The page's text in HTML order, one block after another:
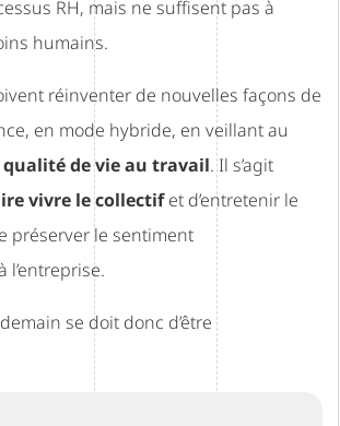
RH, mais ne suffisent pas à
humains.
réinventer de nouvelles façons de
en mode hybride, en veillant au
qualité de vie au travail. Il s’agit
vivre le collectifet d’entretenir le
préserver le sentiment
l’entreprise.
se doit donc d’être